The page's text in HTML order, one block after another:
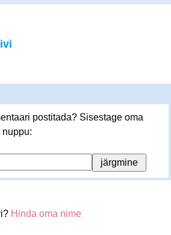
postitada? Sisestage oma
Hinda oma nime